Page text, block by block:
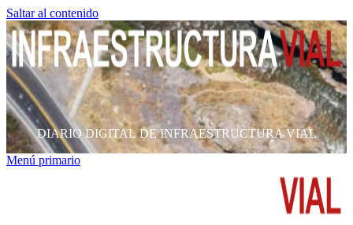
Saltar al contenido
DIARIO DIGITAL DE INFRAESTRUCTURA VIAL
Menú primario